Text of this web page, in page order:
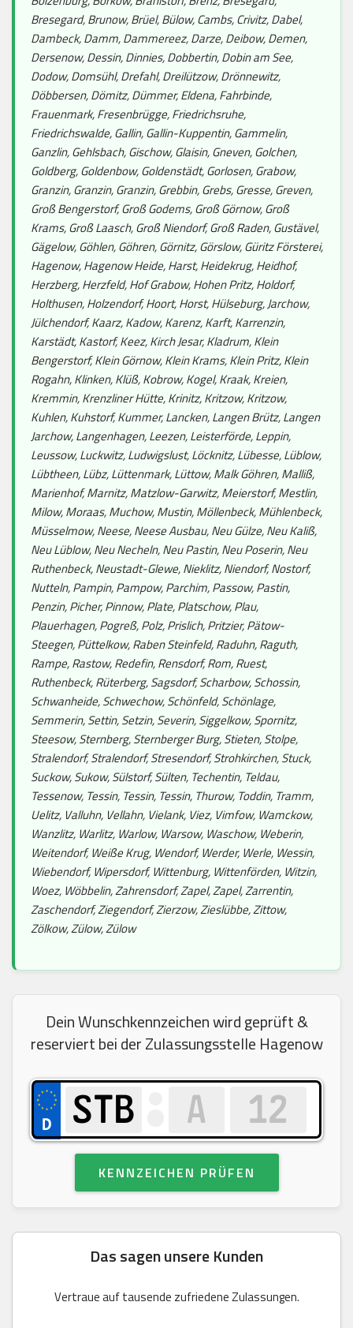
Bresegard, Brunow, Brüel, Bülow, Cambs, Crivitz, Dabel,
Dambeck, Damm, Dammereez, Darze, Deibow, Demen,
Dersenow, Dessin, Dinnies, Dobbertin, Dobin am See,
Dodow, Domsühl, Drefahl, Dreilützow, Drönnewitz,
Döbbersen, Dömitz, Dümmer, Eldena, Fahrbinde,
Frauenmark, Fresenbrügge, Friedrichsruhe,
Friedrichswalde, Gallin, Gallin-Kuppentin, Gammelin,
Ganzlin, Gehlsbach, Gischow, Glaisin, Gneven, Golchen,
Goldberg, Goldenbow, Goldenstädt, Gorlosen, Grabow,
Granzin, Granzin, Granzin, Grebbin, Grebs, Gresse, Greven,
Groß Bengerstorf, Groß Godems, Groß Görnow, Groß
Krams, Groß Laasch, Groß Niendorf, Groß Raden, Gustävel,
Gägelow, Göhlen, Göhren, Görnitz, Görslow, Güritz Försterei,
Hagenow, Hagenow Heide, Harst, Heidekrug, Heidhof,
Herzberg, Herzfeld, Hof Grabow, Hohen Pritz, Holdorf,
Holthusen, Holzendorf, Hoort, Horst, Hülseburg, Jarchow,
Jülchendorf, Kaarz, Kadow, Karenz, Karft, Karrenzin,
Karstädt, Kastorf, Keez, Kirch Jesar, Kladrum, Klein
Bengerstorf, Klein Görnow, Klein Krams, Klein Pritz, Klein
Rogahn, Klinken, Klüß, Kobrow, Kogel, Kraak, Kreien,
Kremmin, Krenzliner Hütte, Krinitz, Kritzow, Kritzow,
Kuhlen, Kuhstorf, Kummer, Lancken, Langen Brütz, Langen
Jarchow, Langenhagen, Leezen, Leisterförde, Leppin,
Leussow, Luckwitz, Ludwigslust, Löcknitz, Lübesse, Lüblow,
Lübtheen, Lübz, Lüttenmark, Lüttow, Malk Göhren, Malliß,
Marienhof, Marnitz, Matzlow-Garwitz, Meierstorf, Mestlin,
Milow, Moraas, Muchow, Mustin, Möllenbeck, Mühlenbeck,
Müsselmow, Neese, Neese Ausbau, Neu Gülze, Neu Kaliß,
Neu Lüblow, Neu Necheln, Neu Pastin, Neu Poserin, Neu
Ruthenbeck, Neustadt-Glewe, Nieklitz, Niendorf, Nostorf,
Nutteln, Pampin, Pampow, Parchim, Passow, Pastin,
Penzin, Picher, Pinnow, Plate, Platschow, Plau,
Plauerhagen, Pogreß, Polz, Prislich, Pritzier, Pätow-
Steegen, Püttelkow, Raben Steinfeld, Raduhn, Raguth,
Rampe, Rastow, Redefin, Rensdorf, Rom, Ruest,
Ruthenbeck, Rüterberg, Sagsdorf, Scharbow, Schossin,
Schwanheide, Schwechow, Schönfeld, Schönlage,
Semmerin, Settin, Setzin, Severin, Siggelkow, Spornitz,
Steesow, Sternberg, Sternberger Burg, Stieten, Stolpe,
Stralendorf, Stralendorf, Stresendorf, Strohkirchen, Stuck,
Suckow, Sukow, Sülstorf, Sülten, Techentin, Teldau,
Tessenow, Tessin, Tessin, Tessin, Thurow, Toddin, Tramm,
Uelitz, Valluhn, Vellahn, Vielank, Viez, Vimfow, Wamckow,
Wanzlitz, Warlitz, Warlow, Warsow, Waschow, Weberin,
Weitendorf, Weiße Krug, Wendorf, Werder, Werle, Wessin,
Wiebendorf, Wipersdorf, Wittenburg, Wittenförden, Witzin,
Woez, Wöbbelin, Zahrensdorf, Zapel, Zapel, Zarrentin,
Zaschendorf, Ziegendorf, Zierzow, Zieslübbe, Zittow,
Zölkow, Zülow, Zülow
Dein Wunschkennzeichen wird geprüft &
reserviert bei der Zulassungsstelle Hagenow
KENNZEICHEN PRÜFEN
Das sagen unsere Kunden
Vertraue auf tausende zufriedene Zulassungen.